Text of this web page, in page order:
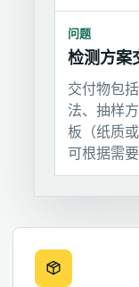
问题
检测方案
交付物包
法、抽样
板（纸质
可根据需